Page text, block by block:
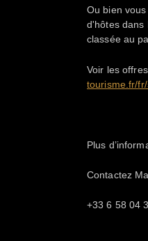
Ou bien
d'hôtes dans
classée au
Voir les
tourisme.fr/
Plus
Contactez
+33 6 58 04